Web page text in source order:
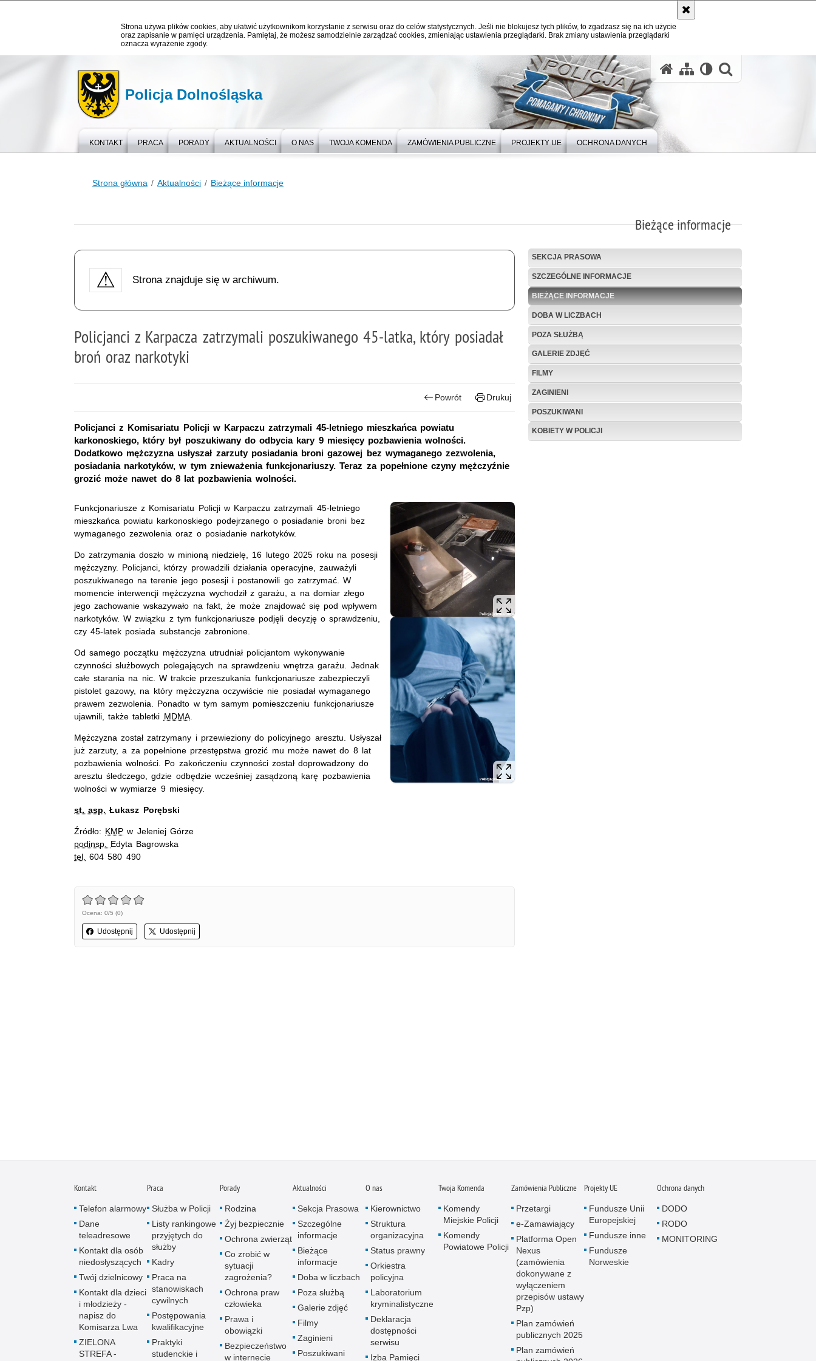
Strona używa plików cookies, aby ułatwić użytkownikom korzystanie z serwisu oraz do celów statystycznych. Jeśli nie blokujesz tych plików, to zgadzasz się na ich użycie
oraz zapisanie w pamięci urządzenia. Pamiętaj, że możesz samodzielnie zarządzać cookies, zmieniając ustawienia przeglądarki. Brak zmiany ustawienia przeglądarki
oznacza wyrażenie zgody.
Policja Dolnośląska
KONTAKT PRACA PORADY AKTUALNOŚCI O NAS TWOJA KOMENDA ZAMÓWIENIA PUBLICZNE PROJEKTY UE OCHRONA DANYCH
Strona główna Aktualności Bieżące informacje
Bieżące informacje
Strona znajduje się w archiwum.
Policjanci z Karpacza zatrzymali poszukiwanego 45-latka, który posiadał
broń oraz narkotyki
Powrót Drukuj
Policjanci z Komisariatu Policji w Karpaczu zatrzymali 45-letniego mieszkańca powiatu
karkonoskiego, który był poszukiwany do odbycia kary 9 miesięcy pozbawienia wolności.
Dodatkowo mężczyzna usłyszał zarzuty posiadania broni gazowej bez wymaganego zezwolenia,
posiadania narkotyków, w tym znieważenia funkcjonariuszy. Teraz za popełnione czyny mężczyźnie
grozić może nawet do 8 lat pozbawienia wolności.
Funkcjonariusze z Komisariatu Policji w Karpaczu zatrzymali 45-letniego
mieszkańca powiatu karkonoskiego podejrzanego o posiadanie broni bez
wymaganego zezwolenia oraz o posiadanie narkotyków.
Do zatrzymania doszło w minioną niedzielę, 16 lutego 2025 roku na posesji
mężczyzny. Policjanci, którzy prowadzili działania operacyjne, zauważyli
poszukiwanego na terenie jego posesji i postanowili go zatrzymać. W
momencie interwencji mężczyzna wychodził z garażu, a na domiar złego
jego zachowanie wskazywało na fakt, że może znajdować się pod wpływem
narkotyków. W związku z tym funkcjonariusze podjęli decyzję o sprawdzeniu,
czy 45-latek posiada substancje zabronione.
Od samego początku mężczyzna utrudniał policjantom wykonywanie
czynności służbowych polegających na sprawdzeniu wnętrza garażu. Jednak
całe starania na nic. W trakcie przeszukania funkcjonariusze zabezpieczyli
pistolet gazowy, na który mężczyzna oczywiście nie posiadał wymaganego
prawem zezwolenia. Ponadto w tym samym pomieszczeniu funkcjonariusze
ujawnili, także tabletki MDMA.
Mężczyzna został zatrzymany i przewieziony do policyjnego aresztu. Usłyszał
już zarzuty, a za popełnione przestępstwa grozić mu może nawet do 8 lat
pozbawienia wolności. Po zakończeniu czynności został doprowadzony do
aresztu śledczego, gdzie odbędzie wcześniej zasądzoną karę pozbawienia
wolności w wymiarze 9 miesięcy.
st. asp. Łukasz Porębski
Źródło: KMP w Jeleniej Górze
podinsp. Edyta Bagrowska
tel.
604 580 490
Ocena: 0/5 (0)
Udostępnij Udostępnij
SEKCJA PRASOWA
SZCZEGÓLNE INFORMACJE
BIEŻĄCE INFORMACJE
DOBA W LICZBACH
POZA SŁUŻBĄ
GALERIE ZDJĘĆ
FILMY
ZAGINIENI
POSZUKIWANI
KOBIETY W POLICJI
Kontakt
Telefon alarmowy
Dane
teleadresowe
Kontakt dla osób
niedosłyszących
Twój dzielnicowy
Kontakt dla dzieci
i młodzieży -
napisz do
Komisarza Lwa
ZIELONA
STREFA -
Praca
Służba w Policji
Listy rankingowe
przyjętych do
służby
Kadry
Praca na
stanowiskach
cywilnych
Postępowania
kwalifikacyjne
Praktyki
studenckie i
Porady
Rodzina
Żyj bezpiecznie
Ochrona zwierząt
Co zrobić w
sytuacji
zagrożenia?
Ochrona praw
człowieka
Prawa i
obowiązki
Bezpieczeństwo
w internecie
Aktualności
Sekcja Prasowa
Szczególne
informacje
Bieżące
informacje
Doba w liczbach
Poza służbą
Galerie zdjęć
Filmy
Zaginieni
Poszukiwani
O nas
Kierownictwo
Struktura
organizacyjna
Status prawny
Orkiestra
policyjna
Laboratorium
kryminalistyczne
Deklaracja
dostępności
serwisu
Izba Pamięci
Twoja Komenda
Komendy
Miejskie Policji
Komendy
Powiatowe Policji
Zamówienia Publiczne
Przetargi
e-Zamawiający
Platforma Open
Nexus
(zamówienia
dokonywane z
wyłączeniem
przepisów ustawy
Pzp)
Plan zamówień
publicznych 2025
Plan zamówień
Projekty UE
Fundusze Unii
Europejskiej
Fundusze inne
Fundusze
Norweskie
Ochrona danych
DODO
RODO
MONITORING